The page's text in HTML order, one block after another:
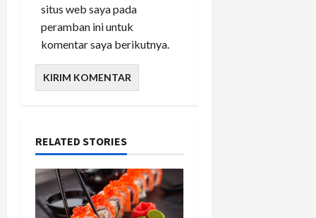
situs web saya pada
peramban ini untuk
komentar saya berikutnya.
RELATED STORIES